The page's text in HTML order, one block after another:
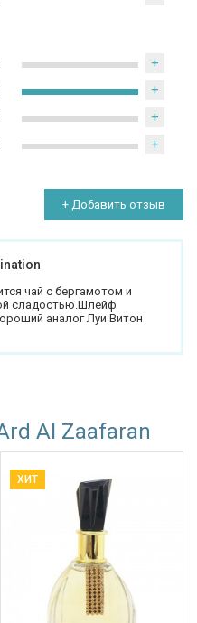
+
+
+
+
+ Добавить отзыв
чай с бергамотом и
сладостью.Шлейф
аналог Луи Витон
Al Zaafaran
ХИТ